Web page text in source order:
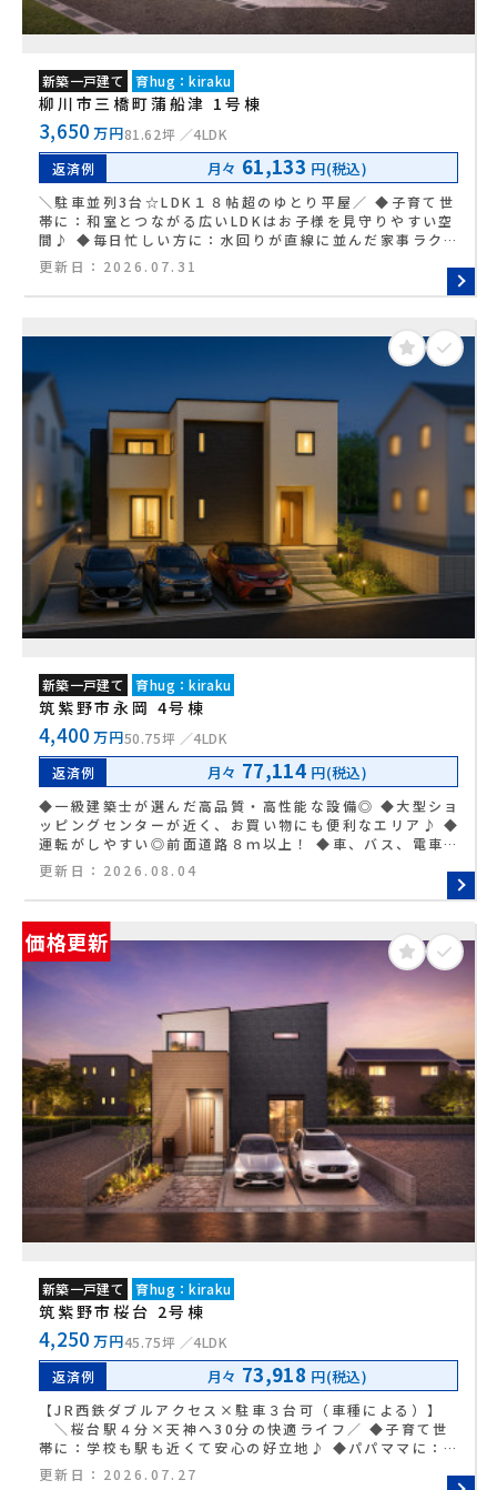
新築一戸建て 育hug：kiraku
柳川市三橋町蒲船津 1号棟
3,650 万円81.62坪
4LDK
返済例
月々 61,133 円(税込)
＼駐車並列3台☆LDK１８帖超のゆとり平屋／ ◆子育て世
帯に：和室とつながる広いLDKはお子様を見守りやすい空
間♪ ◆毎日忙しい方に：水回りが直線に並んだ家事ラク動
線で移動もスムーズ◎ ◆お買い物好きな方に：大容量のパ
ントリーやWICなど収納たっぷり★ ◆通勤通学に：柳川駅
から天神・博多へ快適アクセスで毎日が快適☆ ◆毎日のお
近く、暮らしやすさ◎ ◆静かで開放的な環境を求める方
に：前面道路が広く、お車の出し入れもスムーズで安心！
更新日： 2026.07.31
新築一戸建て 育hug：kiraku
筑紫野市永岡 4号棟
4,400 万円50.75坪
4LDK
返済例
月々 77,114 円(税込)
◆一級建築士が選んだ高品質・高性能な設備◎ ◆大型ショ
ッピングセンターが近く、お買い物にも便利なエリア♪ ◆
運転がしやすい◎前面道路８ｍ以上！ ◆車、バス、電車を
使うご家庭にも嬉しい立地で天神駅までもアクセス良好♪
◆おしゃれなフラットキッチン＆折下天井仕様
更新日： 2026.08.04
価格更新
新築一戸建て 育hug：kiraku
筑紫野市桜台 2号棟
4,250 万円45.75坪
4LDK
返済例
月々 73,918 円(税込)
【JR西鉄ダブルアクセス×駐車３台可（車種による）】
＼桜台駅４分×天神へ30分の快適ライフ／ ◆子育て世
帯に：学校も駅も近くて安心の好立地♪ ◆パパママに：天
神・博多へ30分でお仕事帰りも快適◎ ◆お料理好きに：
大型パントリーで買い溜めもすっきり★ ◆家事ラクに：食
更新日： 2026.07.27